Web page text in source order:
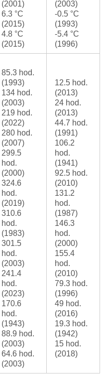
(2001)
6.3 °C
(2015)
4.8 °C
(2015)
(2003)
-0.5 °C
(1993)
-5.4 °C
(1996)
85.3 hod.
(1993)
134 hod.
(2003)
219 hod.
(2022)
280 hod.
(2007)
299.5
hod.
(2000)
324.6
hod.
(2019)
310.6
hod.
(1983)
301.5
hod.
(2003)
241.4
hod.
(2023)
170.6
hod.
(1943)
88.9 hod.
(2003)
64.6 hod.
(2003)
12.5 hod.
(2013)
24 hod.
(2013)
44.7 hod.
(1991)
106.2
hod.
(1941)
92.5 hod.
(2010)
131.2
hod.
(1987)
146.3
hod.
(2000)
155.4
hod.
(2010)
79.3 hod.
(1996)
49 hod.
(2016)
19.3 hod.
(1942)
15 hod.
(2018)